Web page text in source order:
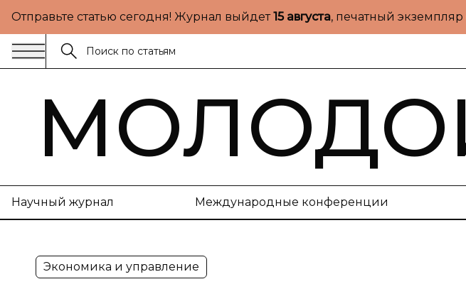
Отправьте статью сегодня! Журнал выйдет15 августа, печатный
Научный журнал Международные конференции
Экономика и управление